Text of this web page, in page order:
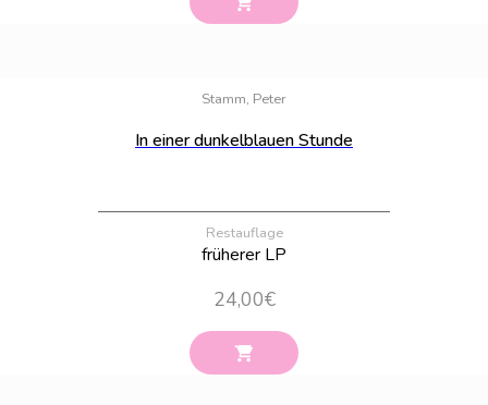
Stamm, Peter
In einer dunkelblauen Stunde
Restauflage
früherer LP
24,00€